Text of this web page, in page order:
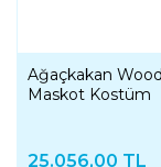
Ağaçkakan
Maskot Kostüm
25.056,00 TL